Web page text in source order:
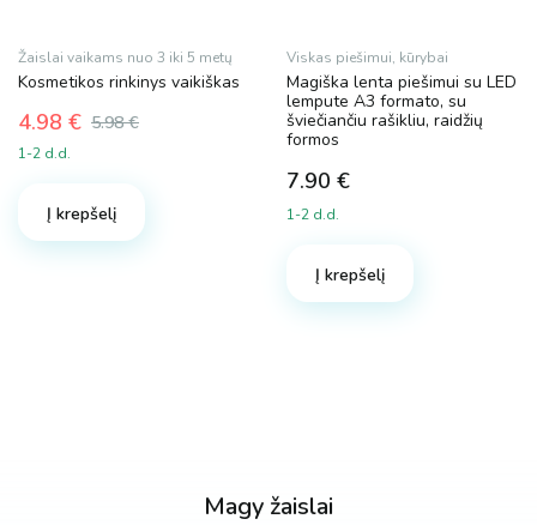
Žaislai vaikams nuo 3 iki 5 metų
Kosmetikos rinkinys vaikiškas
5.98€
Original
price
5.98 €.
4.98 €
Current
price
4.98 €.
1-2 d.d.
Į krepšelį
Viskas piešimui, kūrybai
Magiška lenta piešimui su LED
lempute A3 formato, su
šviečiančiu rašikliu, raidžių
formos
7.90 €
1-2 d.d.
Į krepšelį
Magy žaislai